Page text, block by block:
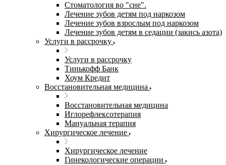
Стоматология во "сне".
Лечение зубов детям под наркозом
Лечение зубов взрослым под наркозом
Лечение зубов детям в седации (закись азота)
Услуги в рассрочку
Услуги в рассрочку
Тинькофф Банк
Хоум Кредит
Восстановительная медицина
Восстановительная медицина
Иглорефлексотерапия
Мануальная терапия
Хирургическое лечение
Хирургическое лечение
Гинекологические операции